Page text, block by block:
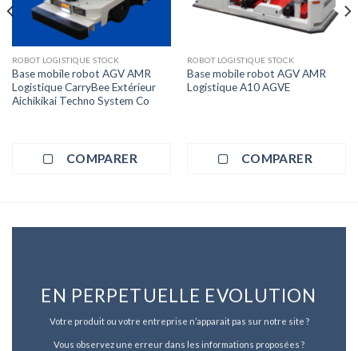
ROBOT LOGISTIQUE STOCK
Base mobile robot AGV AMR
Logistique CarryBee Extérieur
Aichikikai Techno System Co
COMPARER
ROBOT LOGISTIQUE STOCK
Base mobile robot AGV AMR
Logistique A10 AGVE
COMPARER
EN PERPETUELLE EVOLUTION
Votre produit ou votre entreprise n’apparait pas sur notre site ?
Vous observez une erreur dans les informations proposées ?